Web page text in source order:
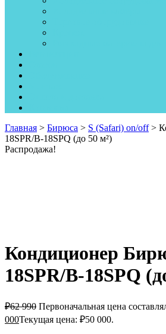
Главная > Бирюса > S (Safari) on/off>
18SPR/B-18SPQ (до 50 м²)
Распродажа!
Кондиционер
18SPR/B-18SPQ
₽62 990 Первоначальная цена
000Текущая цена: ₽50 000.